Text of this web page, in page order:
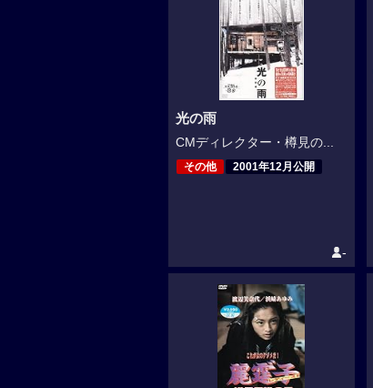
光の雨
CMディレクター・樽見の...
その他 2001年12月公開
-